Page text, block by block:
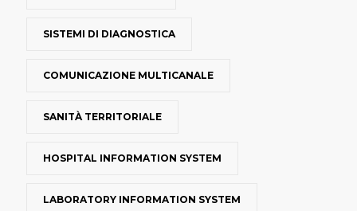
SISTEMI DI DIAGNOSTICA
COMUNICAZIONE MULTICANALE
SANITÀ TERRITORIALE
HOSPITAL INFORMATION SYSTEM
LABORATORY INFORMATION SYSTEM